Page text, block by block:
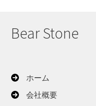
Bear Stone
ホーム
会社概要